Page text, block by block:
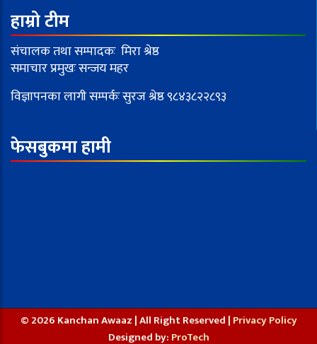
हाम्रो टीम
संचालक तथा सम्पादकः मिरा श्रेष्ठ
समाचार प्रमुखः सन्जय महर
विज्ञापनका लागी सम्पर्कः सुरज श्रेष्ठ ९८४३८२२८९३
फेसबुकमा हामी
© 2026 Kanchan Awaaz | All Right Reserved | Privacy Policy
Designed by: ProTech